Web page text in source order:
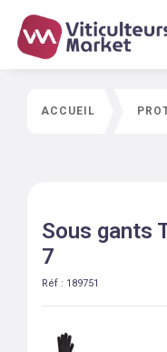
ACCUEIL
Sous gants
7
Réf : 189751